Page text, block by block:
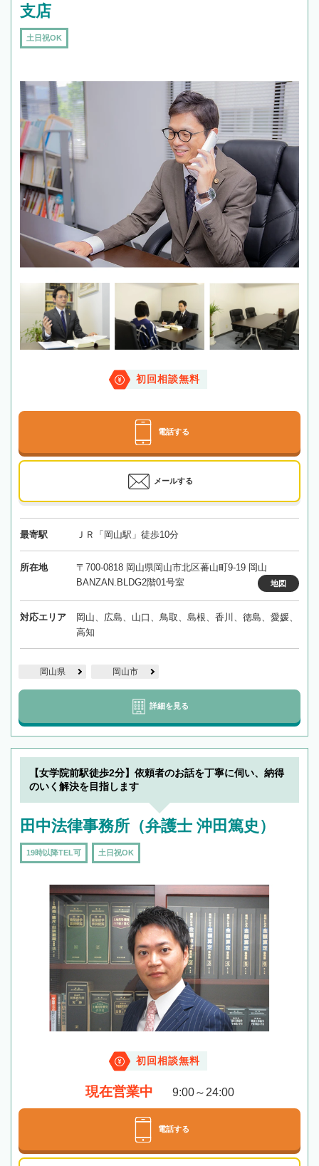
支店
土日祝OK
初回相談無料
電話する
メールする
最寄駅 ＪＲ「岡山駅」徒歩10分
所在地
〒700-0818 岡山県岡山市北区蕃山町9-19 岡山
BANZAN.BLDG2階01号室
地図
対応エリア
岡山、広島、山口、鳥取、島根、香川、徳島、愛媛、
高知
岡山県 岡山市
詳細を見る
【女学院前駅徒歩2分】依頼者のお話を丁寧に伺い、納得
のいく解決を目指します
田中法律事務所（弁護士 沖田篤史）
19時以降TEL可 土日祝OK
初回相談無料
現在営業中 9:00～24:00
電話する